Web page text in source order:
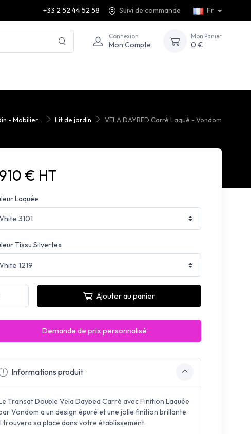
+33 2 52 44 52 58 Suivi de commande Fr
Connexion
Mon Compte
Mon Panier
0 €
- Mobilier... Lit de jardin VELA DAYBED Carré Laqué - Vondom
€ HT
Laquée
Tissu Silvertex
Ajouter au panier
Demande de prix personnalisé
Informations produit
Transat Double Vela Daybed Carré avec Finition Laquée
Vondom a un design épuré et une jolie finition brillante.
trouvera sa place dans votre établissement.